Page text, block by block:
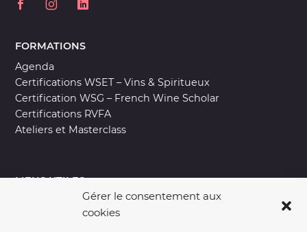
Gérer le consentement aux
cookies
FORMATIONS
Agenda
Certifications WSET – Vins & Spiritueux
Certification WSG – French Wine Scholar
Certifications RVFA
Ateliers et Masterclass
LIENS UTILES
L’experience Pur Jus